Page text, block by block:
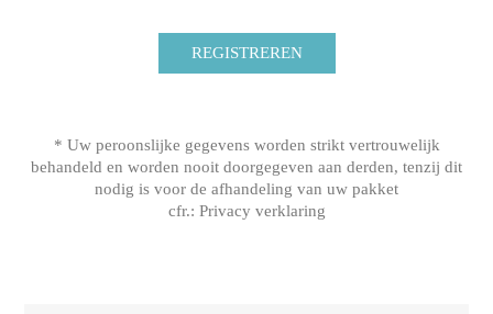
* Uw peroonslijke gegevens worden strikt vertrouwelijk
behandeld en worden nooit doorgegeven aan derden, tenzij dit
nodig is voor de afhandeling van uw pakket
cfr.: Privacy verklaring